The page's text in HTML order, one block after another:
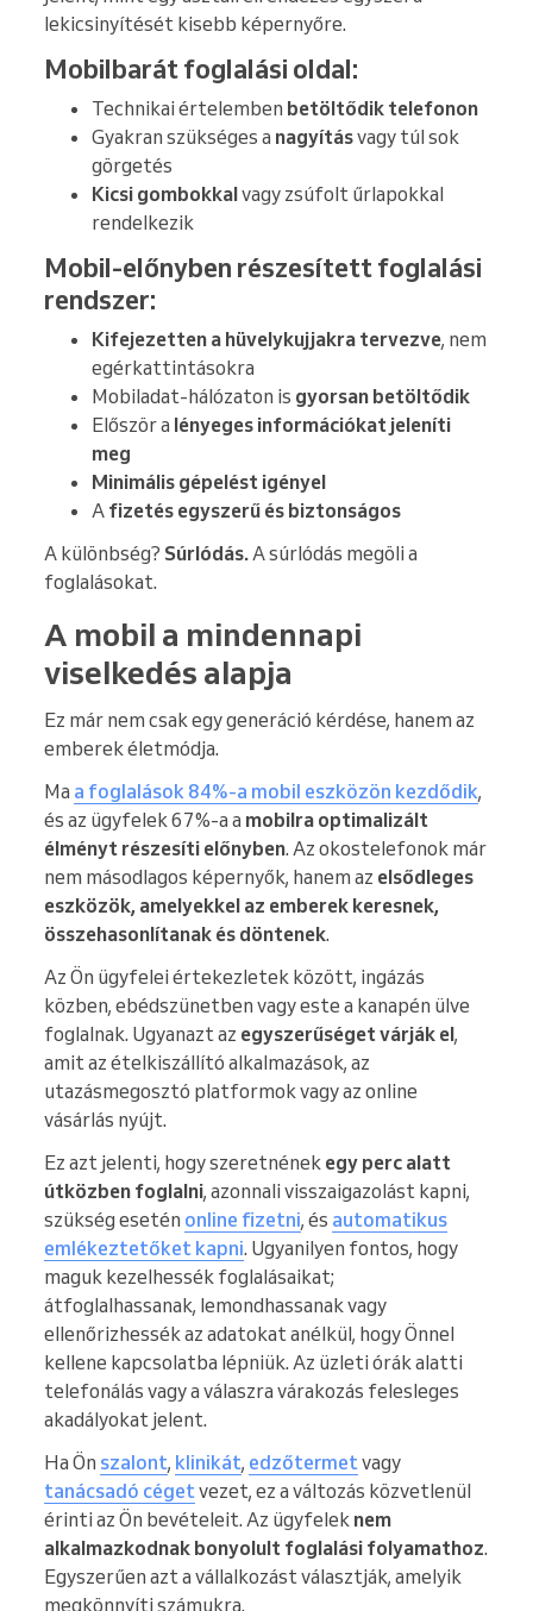
lekicsinyítését kisebb képernyőre.
Mobilbarát foglalási oldal:
Technikai értelemben betöltődik telefonon
Gyakran szükséges a nagyításvagy túl sok
görgetés
Kicsi gombokkalvagy zsúfolt űrlapokkal
rendelkezik
Mobil-előnyben részesített foglalási
rendszer:
Kifejezetten a hüvelykujjakra tervezve, nem
egérkattintásokra
Mobiladat-hálózaton is gyorsan betöltődik
Először a lényeges információkat jeleníti
meg
Minimális gépelést igényel
A fizetés egyszerű és biztonságos
A különbség? Súrlódás.A súrlódás megöli a
foglalásokat.
A mobil a mindennapi
viselkedés alapja
Ez már nem csak egy generáció kérdése, hanem az
emberek életmódja.
Ma a foglalások 84%-a mobil eszközön kezdődik,
és az ügyfelek 67%-a a mobilra optimalizált
élményt részesíti előnyben. Az okostelefonok már
nem másodlagos képernyők, hanem az elsődleges
eszközök, amelyekkel az emberek keresnek,
összehasonlítanak és döntenek.
Az Ön ügyfelei értekezletek között, ingázás
közben, ebédszünetben vagy este a kanapén ülve
foglalnak. Ugyanazt az egyszerűséget várják el,
amit az ételkiszállító alkalmazások, az
utazásmegosztó platformok vagy az online
vásárlás nyújt.
Ez azt jelenti, hogy szeretnének egy perc alatt
útközben foglalni, azonnali visszaigazolást kapni,
szükség esetén online fizetni, és automatikus
emlékeztetőket kapni. Ugyanilyen fontos, hogy
maguk kezelhessék foglalásaikat;
átfoglalhassanak, lemondhassanak vagy
ellenőrizhessék az adatokat anélkül, hogy Önnel
kellene kapcsolatba lépniük. Az üzleti órák alatti
telefonálás vagy a válaszra várakozás felesleges
akadályokat jelent.
Ha Ön szalont, klinikát, edzőtermetvagy
tanácsadó cégetvezet, ez a változás közvetlenül
érinti az Ön bevételeit. Az ügyfelek nem
alkalmazkodnak bonyolult foglalási folyamathoz.
Egyszerűen azt a vállalkozást választják, amelyik
megkönnyíti számukra.